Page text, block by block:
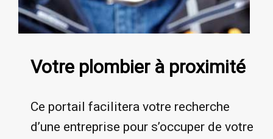
Votre plombier à proximité
Ce portail facilitera votre recherche
d’une entreprise pour s’occuper de votre